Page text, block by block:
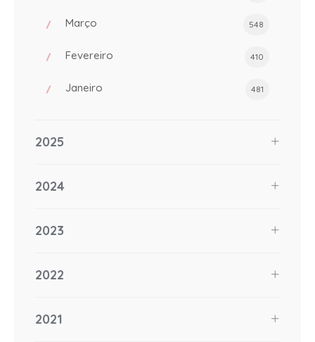
Março 548
Fevereiro 410
Janeiro 481
2025
2024
2023
2022
2021